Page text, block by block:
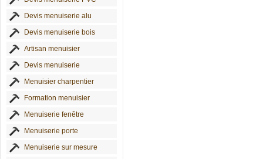
Devis menuiserie alu
Devis menuiserie bois
Artisan menuisier
Devis menuiserie
Menuisier charpentier
Formation menuisier
Menuiserie fenêtre
Menuiserie porte
Menuiserie sur mesure